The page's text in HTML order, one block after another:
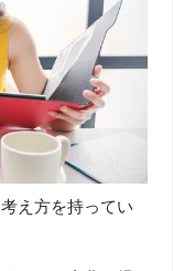
え方を持ってい